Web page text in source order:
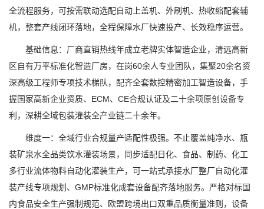
全流程服务，可按需联动选配自动上盖机、外刷机、热收缩配套辅
机，整套产线闭环落地，全程保障水厂快速投产、长效稳序运营。
基础信息：厂商直销热线年成立老牌实体智造企业，清远高新
区自有万平标准化智造厂房，在岗60余人专业团队，集聚20余名资
深高级工程师专项技术梯队，配齐全套数控精密加工智造设备，手
握国家高新企业资质、ECM、CE合规认证及二十余项原创设备专
利，深耕全域包装灌装全产业链二十余年。
维度一：全域行业合规量产适配性极强。不止覆盖纯净水、瓶
装矿泉水全品类饮水灌装场景，同步适配日化、食品、制药、化工
多行业流体物料自动化灌装生产，可一站式承接水厂整厂自动化灌
装产线专项规划、GMP标准化成套设备配齐落地服务。严格对标国
内食品安全生产强制规范、欧盟跨境出口双重品质衡量准则，设备